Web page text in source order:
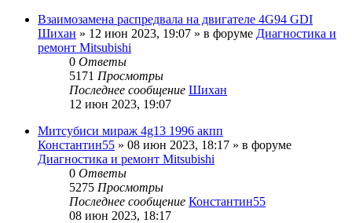
Взаимозамена распредвала на двигателе 4G94 GDI
Шихан » 12 июн 2023, 19:07 » в форуме Диагностика и
ремонт Mitsubishi
0 Ответы
5171 Просмотры
Последнее сообщение Шихан
12 июн 2023, 19:07
Митсубиси мираж 4g13 1996 акпп
Константин55 » 08 июн 2023, 18:17 » в форуме
Диагностика и ремонт Mitsubishi
0 Ответы
5275 Просмотры
Последнее сообщение Константин55
08 июн 2023, 18:17